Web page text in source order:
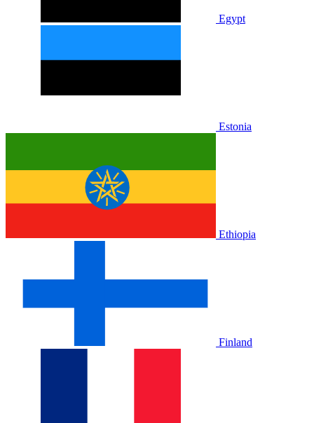
Egypt
Estonia
Ethiopia
Finland